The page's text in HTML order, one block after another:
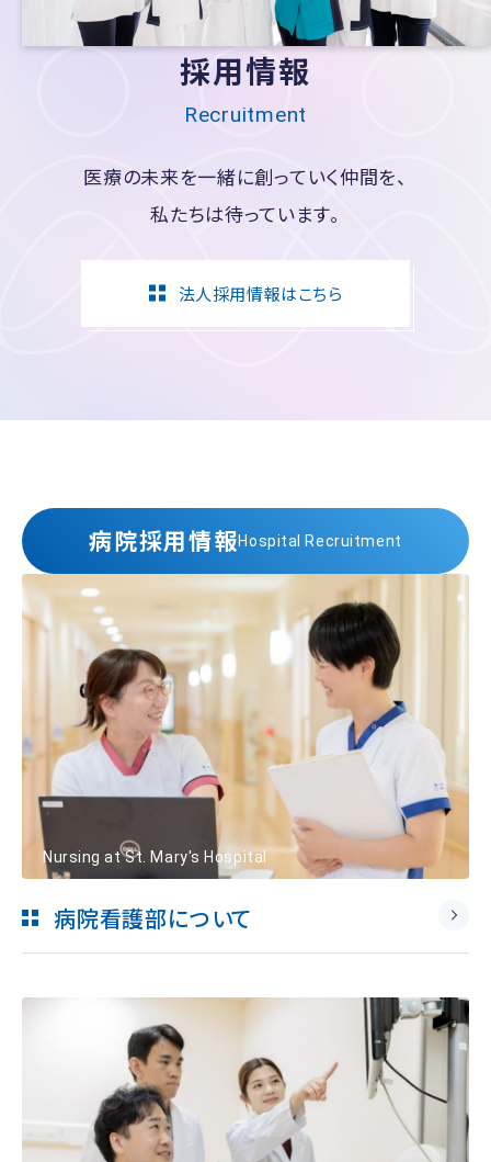
採用情報
Recruitment
医療の未来を一緒に創っていく仲間を、
私たちは待っています。
法人採用情報はこちら
病院採用情報Hospital Recruitment
Nursing at St. Mary's Hospital
病院看護部について